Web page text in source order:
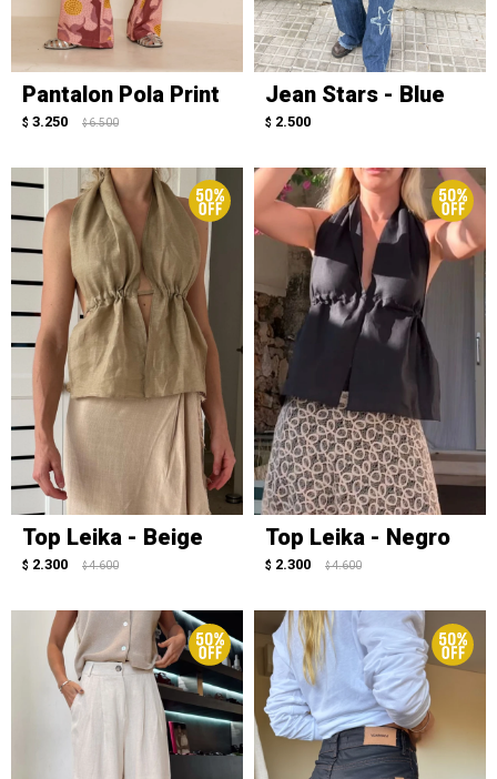
Pantalon Pola Print
$ 3.250 $ 6.500
Jean Stars - Blue
$ 2.500
Top Leika - Beige
$ 2.300 $ 4.600
Top Leika - Negro
$ 2.300 $ 4.600